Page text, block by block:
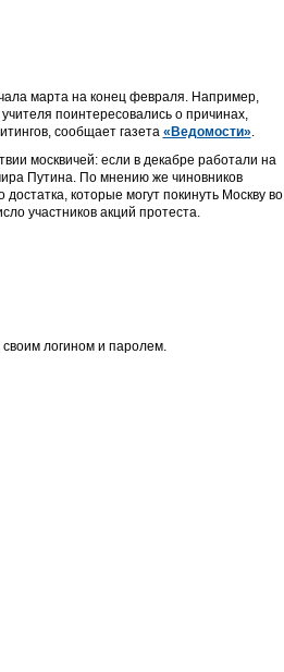
марта на конец февраля. Например,
поинтересовались о причинах,
сообщает газета «Ведомости».
москвичей: если в декабре работали на
Путина. По мнению же чиновников
которые могут покинуть Москву во
участников акций протеста.
логином и паролем.